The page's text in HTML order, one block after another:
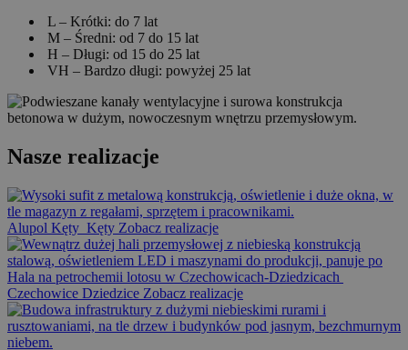
L – Krótki: do 7 lat
M – Średni: od 7 do 15 lat
H – Długi: od 15 do 25 lat
VH – Bardzo długi: powyżej 25 lat
Nasze realizacje
Alupol Kęty Kęty Zobacz realizacje
Hala na petrochemii lotosu w Czechowicach-Dziedzicach
Czechowice Dziedzice Zobacz realizacje